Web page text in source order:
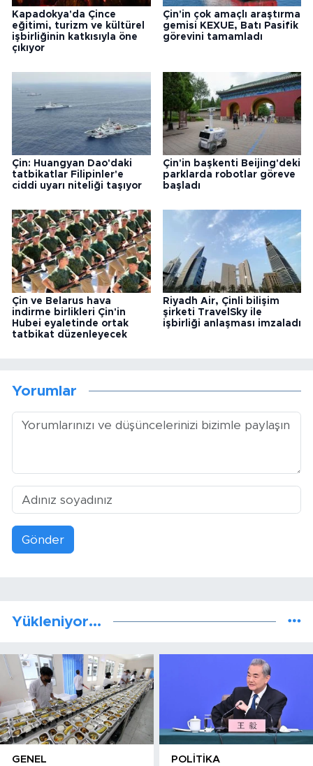
Kapadokya'da Çince
eğitimi, turizm ve kültürel
işbirliğinin katkısıyla öne
çıkıyor
Çin'in çok amaçlı araştırma
gemisi KEXUE, Batı Pasifik
görevini tamamladı
Çin: Huangyan Dao'daki
tatbikatlar Filipinler'e
ciddi uyarı niteliği taşıyor
Çin'in başkenti Beijing'deki
parklarda robotlar göreve
başladı
Çin ve Belarus hava
indirme birlikleri Çin'in
Hubei eyaletinde ortak
tatbikat düzenleyecek
Riyadh Air, Çinli bilişim
şirketi TravelSky ile
işbirliği anlaşması imzaladı
Yorumlar
Gönder
Yükleniyor...
GENEL POLITIKA